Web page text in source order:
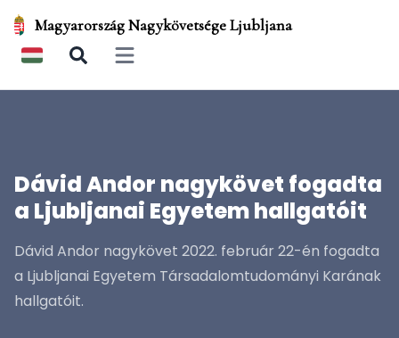
Magyarország Nagykövetsége Ljubljana
Open main menu
Dávid Andor nagykövet fogadta
a Ljubljanai Egyetem hallgatóit
Dávid Andor nagykövet 2022. február 22-én fogadta
a Ljubljanai Egyetem Társadalomtudományi Karának
hallgatóit.